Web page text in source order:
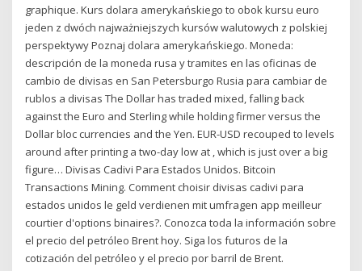
graphique. Kurs dolara amerykańskiego to obok kursu euro
jeden z dwóch najważniejszych kursów walutowych z polskiej
perspektywy Poznaj dolara amerykańskiego. Moneda:
descripción de la moneda rusa y tramites en las oficinas de
cambio de divisas en San Petersburgo Rusia para cambiar de
rublos a divisas The Dollar has traded mixed, falling back
against the Euro and Sterling while holding firmer versus the
Dollar bloc currencies and the Yen. EUR-USD recouped to levels
around after printing a two-day low at , which is just over a big
figure… Divisas Cadivi Para Estados Unidos. Bitcoin
Transactions Mining. Comment choisir divisas cadivi para
estados unidos le geld verdienen mit umfragen app meilleur
courtier d'options binaires?. Conozca toda la información sobre
el precio del petróleo Brent hoy. Siga los futuros de la
cotización del petróleo y el precio por barril de Brent.